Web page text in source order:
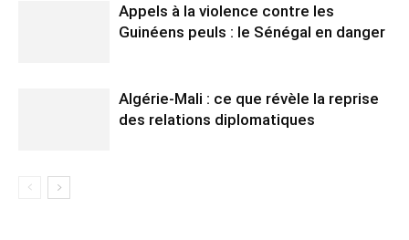
Appels à la violence contre les
Guinéens peuls : le Sénégal en danger
Algérie-Mali : ce que révèle la reprise
des relations diplomatiques